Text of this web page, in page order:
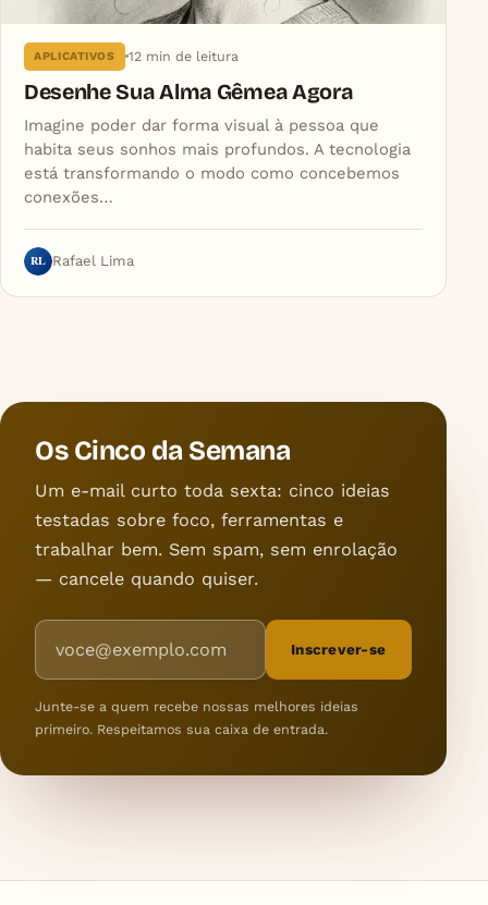
APLICATIVOS 12 min de leitura
Desenhe Sua Alma Gêmea Agora
Imagine poder dar forma visual à pessoa que
habita seus sonhos mais profundos. A tecnologia
está transformando o modo como concebemos
conexões…
RL Rafael Lima
Os Cinco da Semana
Um e-mail curto toda sexta: cinco ideias
testadas sobre foco, ferramentas e
trabalhar bem. Sem spam, sem enrolação
— cancele quando quiser.
Endereço de e-mail
Inscrever-se
Junte-se a quem recebe nossas melhores ideias
primeiro. Respeitamos sua caixa de entrada.